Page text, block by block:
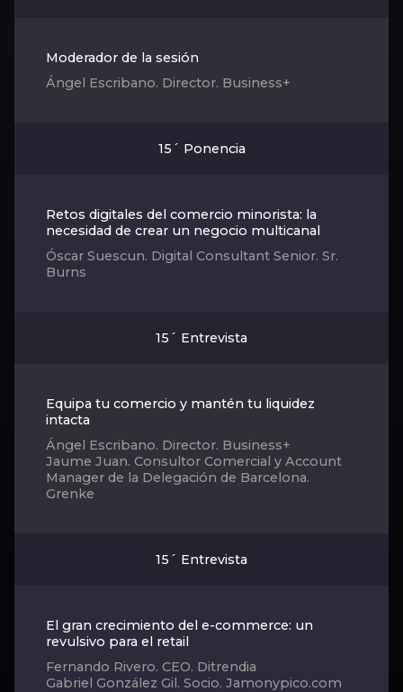
Moderador de la sesión
Ángel Escribano. Director. Business+
15´ Ponencia
Retos digitales del comercio minorista: la
necesidad de crear un negocio multicanal
Óscar Suescun. Digital Consultant Senior. Sr.
Burns
15´ Entrevista
Equipa tu comercio y mantén tu liquidez
intacta
Ángel Escribano. Director. Business+
Jaume Juan. Consultor Comercial y Account
Manager de la Delegación de Barcelona.
Grenke
15´ Entrevista
El gran crecimiento del e-commerce: un
revulsivo para el retail
Fernando Rivero. CEO. Ditrendia
Gabriel González Gil. Socio. Jamonypico.com